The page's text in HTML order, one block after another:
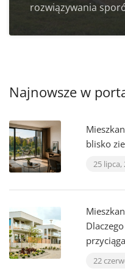
rozwiązywania
Najnowsze w
blisko
25 lipca,
22